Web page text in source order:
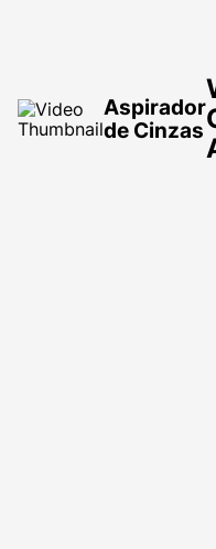
Aspirador
de Cinzas